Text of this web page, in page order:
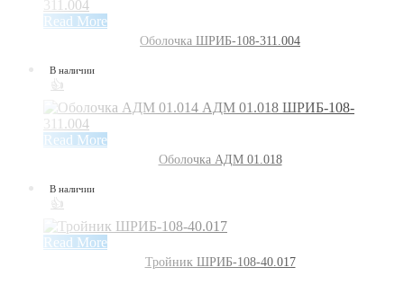
Read More
Оболочка ШРИБ-108-311.004
В наличии
👍
Read More
Оболочка АДМ 01.018
В наличии
👍
Read More
Тройник ШРИБ-108-40.017